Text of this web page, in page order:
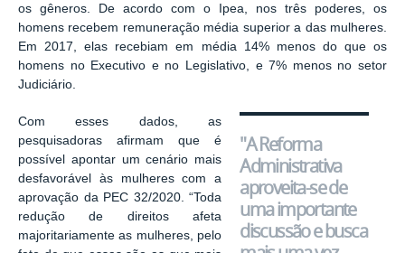
os gêneros. De acordo com o Ipea, nos três poderes, os
homens recebem remuneração média superior a das mulheres.
Em 2017, elas recebiam em média 14% menos do que os
homens no Executivo e no Legislativo, e 7% menos no setor
Judiciário.
"A Reforma
Administrativa
aproveita-se de
uma importante
discussão e busca
Com esses dados, as
pesquisadoras afirmam que é
possível apontar um cenário mais
desfavorável às mulheres com a
aprovação da PEC 32/2020. “Toda
redução de direitos afeta
majoritariamente as mulheres, pelo